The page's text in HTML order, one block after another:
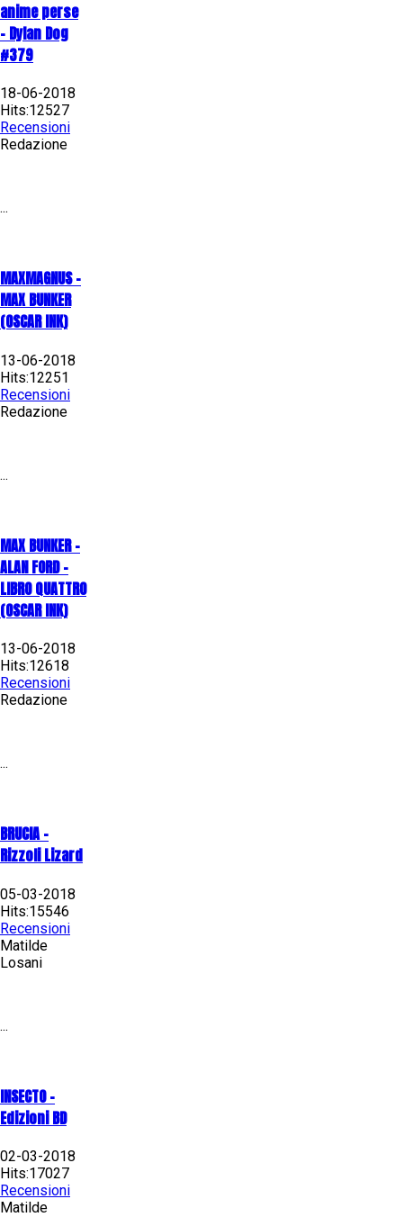
anime perse
- Dylan Dog
#379
18-06-2018
Hits:12527
Recensioni
Redazione
...
MAXMAGNUS –
MAX BUNKER
(OSCAR INK)
13-06-2018
Hits:12251
Recensioni
Redazione
...
MAX BUNKER –
ALAN FORD –
LIBRO QUATTRO
(OSCAR INK)
13-06-2018
Hits:12618
Recensioni
Redazione
...
BRUCIA -
Rizzoli Lizard
05-03-2018
Hits:15546
Recensioni
Matilde
Losani
...
INSECTO -
Edizioni BD
02-03-2018
Hits:17027
Recensioni
Matilde